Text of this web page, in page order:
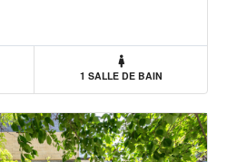
1 SALLE DE BAIN